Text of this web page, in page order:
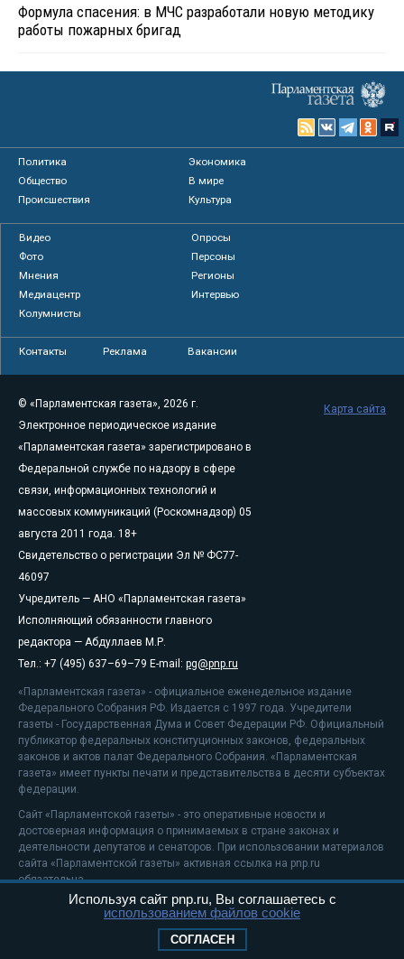
Формула спасения: в МЧС разработали новую методику
работы пожарных бригад
Политика
Экономика
Общество
В мире
Происшествия
Культура
Видео
Опросы
Фото
Персоны
Мнения
Регионы
Медиацентр
Интервью
Колумнисты
Контакты Реклама Вакансии
© «Парламентская газета», 2026 г.
Электронное периодическое издание
«Парламентская газета» зарегистрировано в
Федеральной службе по надзору в сфере
связи, информационных технологий и
массовых коммуникаций (Роскомнадзор) 05
августа 2011 года. 18+
Свидетельство о регистрации Эл № ФС77-
46097
Учредитель — АНО «Парламентская газета»
Исполняющий обязанности главного
редактора — Абдуллаев М.Р.
Тел.: +7 (495) 637–69–79 E-mail: pg@pnp.ru
«Парламентская газета» - официальное еженедельное издание
Федерального Собрания РФ. Издается с 1997 года. Учредители
газеты - Государственная Дума и Совет Федерации РФ. Официальный
публикатор федеральных конституционных законов, федеральных
законов и актов палат Федерального Собрания. «Парламентская
газета» имеет пункты печати и представительства в десяти субъектах
федерации.
Сайт «Парламентской газеты» - это оперативные новости и
достоверная информация о принимаемых в стране законах и
деятельности депутатов и сенаторов. При использовании материалов
сайта «Парламентской газеты» активная ссылка на pnp.ru
обязательна.
На информационном ресурсе применяютсярекомендательные
Положение о защите персональных данных
Карта сайта
Используя сайт pnp.ru, Вы соглашаетесь с
использованием файлов cookie
СОГЛАСЕН